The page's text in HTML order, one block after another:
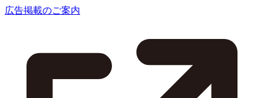
広告掲載のご案内